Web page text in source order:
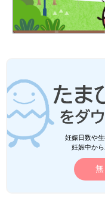
妊娠日数や
妊娠中か